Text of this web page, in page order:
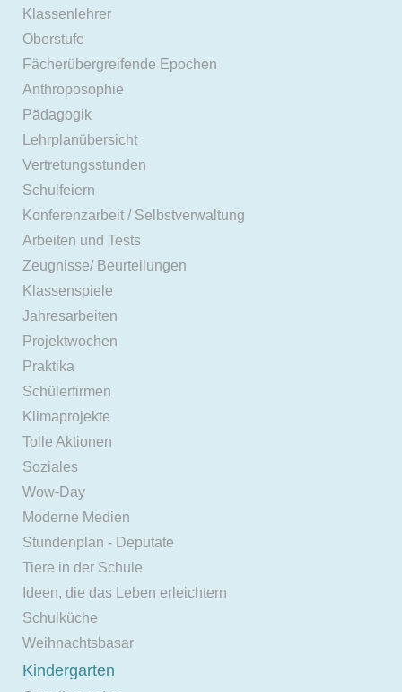
Klassenlehrer
Oberstufe
Fächerübergreifende Epochen
Anthroposophie
Pädagogik
Lehrplanübersicht
Vertretungsstunden
Schulfeiern
Konferenzarbeit / Selbstverwaltung
Arbeiten und Tests
Zeugnisse/ Beurteilungen
Klassenspiele
Jahresarbeiten
Projektwochen
Praktika
Schülerfirmen
Klimaprojekte
Tolle Aktionen
Soziales
Wow-Day
Moderne Medien
Stundenplan - Deputate
Tiere in der Schule
Ideen, die das Leben erleichtern
Schulküche
Weihnachtsbasar
Kindergarten